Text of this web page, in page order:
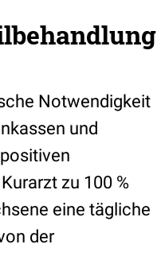
Notwendigkeit
und
zu 100 %
eine tägliche
der